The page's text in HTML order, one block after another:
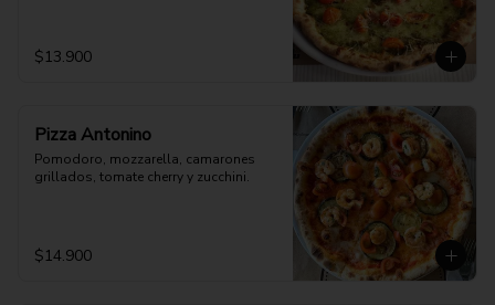
$13.900
Pizza Antonino
Pomodoro, mozzarella, camarones
grillados, tomate cherry y zucchini.
$14.900